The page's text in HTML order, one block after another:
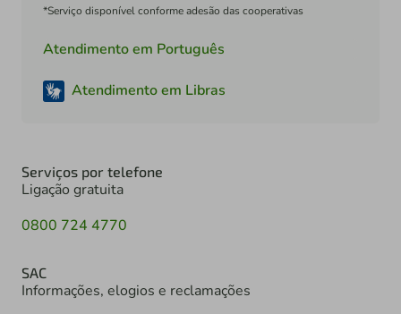
*Serviço disponível conforme adesão das cooperativas
Atendimento em Português
Atendimento em Libras
Serviços por telefone
Ligação gratuita
0800 724 4770
SAC
Informações, elogios e reclamações